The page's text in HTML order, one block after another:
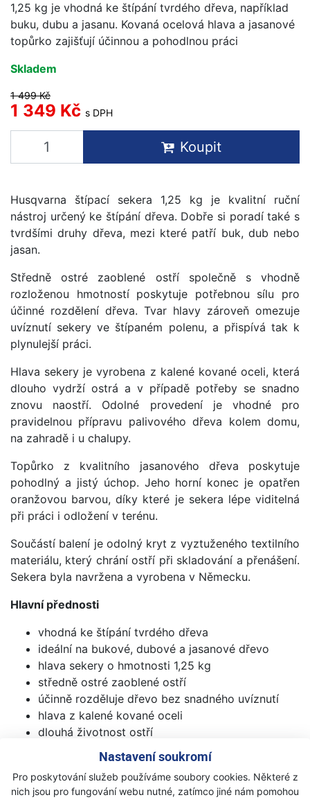
Nastavení soukromí
Pro poskytování služeb používáme soubory cookies. Některé z
nich jsou pro fungování webu nutné, zatímco jiné nám pomohou
1,25 kg je vhodná ke štípání tvrdého dřeva, například
buku, dubu a jasanu. Kovaná ocelová hlava a jasanové
topůrko zajišťují účinnou a pohodlnou práci
Skladem
1 499 Kč
1 349 Kč s DPH
Koupit
Husqvarna štípací sekera 1,25 kg je kvalitní ruční
nástroj určený ke štípání dřeva. Dobře si poradí také s
tvrdšími druhy dřeva, mezi které patří buk, dub nebo
jasan.
Středně ostré zaoblené ostří společně s vhodně
rozloženou hmotností poskytuje potřebnou sílu pro
účinné rozdělení dřeva. Tvar hlavy zároveň omezuje
uvíznutí sekery ve štípaném polenu, a přispívá tak k
plynulejší práci.
Hlava sekery je vyrobena z kalené kované oceli, která
dlouho vydrží ostrá a v případě potřeby se snadno
znovu naostří. Odolné provedení je vhodné pro
pravidelnou přípravu palivového dřeva kolem domu,
na zahradě i u chalupy.
Topůrko z kvalitního jasanového dřeva poskytuje
pohodlný a jistý úchop. Jeho horní konec je opatřen
oranžovou barvou, díky které je sekera lépe viditelná
při práci i odložení v terénu.
Součástí balení je odolný kryt z vyztuženého textilního
materiálu, který chrání ostří při skladování a přenášení.
Sekera byla navržena a vyrobena v Německu.
Hlavní přednosti
vhodná ke štípání tvrdého dřeva
ideální na bukové, dubové a jasanové dřevo
hlava sekery o hmotnosti 1,25 kg
středně ostré zaoblené ostří
účinně rozděluje dřevo bez snadného uvíznutí
hlava z kalené kované oceli
dlouhá životnost ostří
možnost snadného opětovného naostření
pohodlné topůrko z jasanového dřeva
oranžové zakončení topůrka pro lepší viditelnost
odolný textilní kryt ostří součástí balení